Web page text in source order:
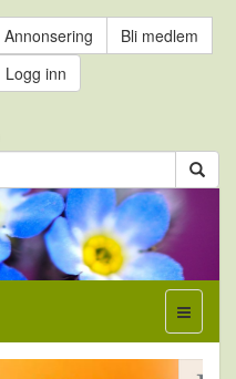
Annonsering
Bli medlem
Logg inn